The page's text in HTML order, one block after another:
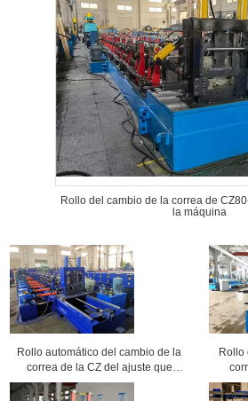
Rollo del cambio de la correa de
la máquina
Rollo automático del cambio de la
correa de la CZ del ajuste que
forma la máquina con el sistema
conducido de la caja de
Rollo